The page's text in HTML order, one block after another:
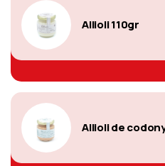
Allioli 110gr
Allioli de